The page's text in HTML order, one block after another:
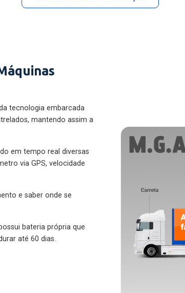
tecnologia embarcada
mantendo assim a
em tempo real diversas
via GPS, velocidade
e saber onde se
bateria própria que
até 60 dias.